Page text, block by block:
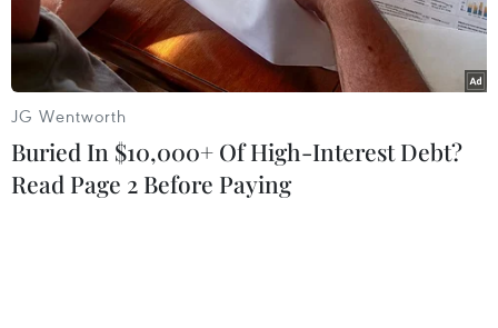
JG Wentworth
Buried In $10,000+ Of High-Interest Debt?
Read Page 2 Before Paying